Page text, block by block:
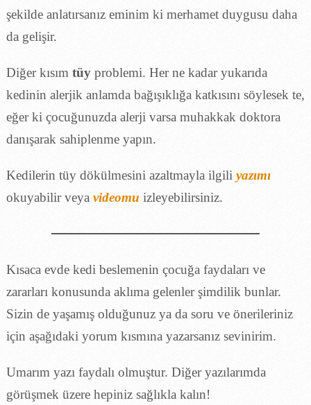
şekilde anlatırsanız eminim ki merhamet duygusu daha
da gelişir.
Diğer kısım tüy problemi. Her ne kadar yukarıda
kedinin alerjik anlamda bağışıklığa katkısını söylesek te,
eğer ki çocuğunuzda alerji varsa muhakkak doktora
danışarak sahiplenme yapın.
Kedilerin tüy dökülmesini azaltmayla ilgili yazımı
okuyabilir veya videomu izleyebilirsiniz.
Kısaca evde kedi beslemenin çocuğa faydaları ve
zararları konusunda aklıma gelenler şimdilik bunlar.
Sizin de yaşamış olduğunuz ya da soru ve önerileriniz
için aşağıdaki yorum kısmına yazarsanız sevinirim.
Umarım yazı faydalı olmuştur. Diğer yazılarımda
görüşmek üzere hepiniz sağlıkla kalın!